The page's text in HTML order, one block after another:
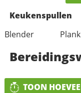
Keukenspullen
Blender
Plank
TOON